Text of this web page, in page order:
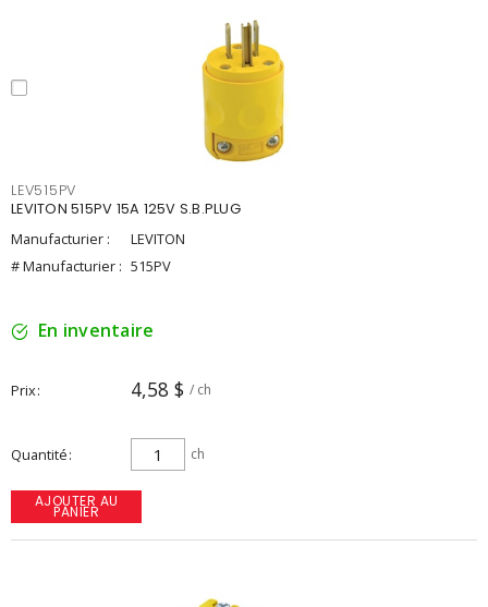
LEV515PV
LEVITON 515PV 15A 125V S.B.PLUG
Manufacturier :
LEVITON
# Manufacturier : 515PV
En inventaire
Prix 4,58 $ / ch
Quantité ch
AJOUTER AU
PANIER